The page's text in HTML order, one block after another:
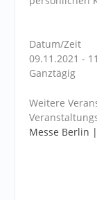
Datum/Zeit
09.11.2021 -
Ganztägig
Weitere
Messe Berlin